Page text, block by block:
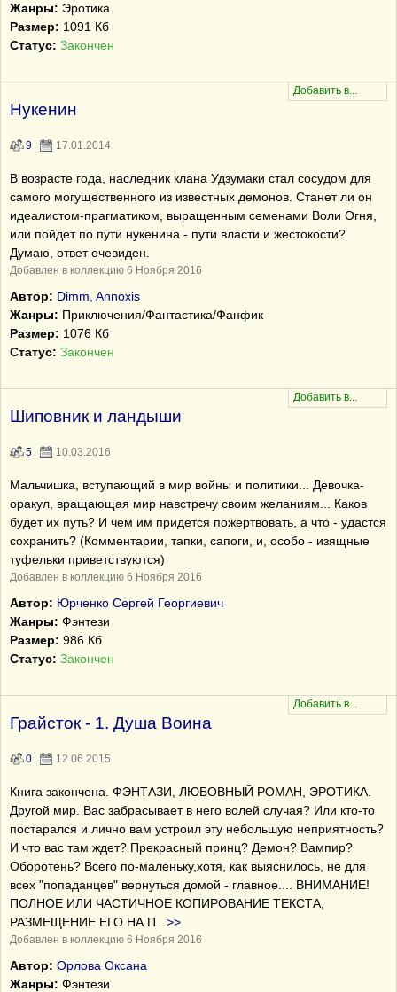
Жанры: Эротика
Размер: 1091 Кб
Статус: Закончен
Нукенин
9 17.01.2014
В возрасте года, наследник клана Удзумаки стал сосудом для
самого могущественного из известных демонов. Станет ли он
идеалистом-прагматиком, выращенным семенами Воли Огня,
или пойдет по пути нукенина - пути власти и жестокости?
Думаю, ответ очевиден.
Добавлен в коллекцию 6 Ноября 2016
Автор: Dimm, Annoxis
Жанры: Приключения/Фантастика/Фанфик
Размер: 1076 Кб
Статус: Закончен
Шиповник и ландыши
5 10.03.2016
Мальчишка, вступающий в мир войны и политики... Девочка-
оракул, вращающая мир навстречу своим желаниям... Каков
будет их путь? И чем им придется пожертвовать, а что - удастся
сохранить? (Комментарии, тапки, сапоги, и, особо - изящные
туфельки приветствуются)
Добавлен в коллекцию 6 Ноября 2016
Автор: Юрченко Сергей Георгиевич
Жанры: Фэнтези
Размер: 986 Кб
Статус: Закончен
Грайсток - 1. Душа Воина
0 12.06.2015
Книга закончена. ФЭНТАЗИ, ЛЮБОВНЫЙ РОМАН, ЭРОТИКА.
Другой мир. Вас забрасывает в него волей случая? Или кто-то
постарался и лично вам устроил эту небольшую неприятность?
И что вас там ждет? Прекрасный принц? Демон? Вампир?
Оборотень? Всего по-маленьку,хотя, как выяснилось, не для
всех "попаданцев" вернуться домой - главное.... ВНИМАНИЕ!
ПОЛНОЕ ИЛИ ЧАСТИЧНОЕ КОПИРОВАНИЕ ТЕКСТА,
РАЗМЕЩЕНИЕ ЕГО НА П
>>
Добавлен в коллекцию 6 Ноября 2016
Автор: Орлова Оксана
Жанры: Фэнтези